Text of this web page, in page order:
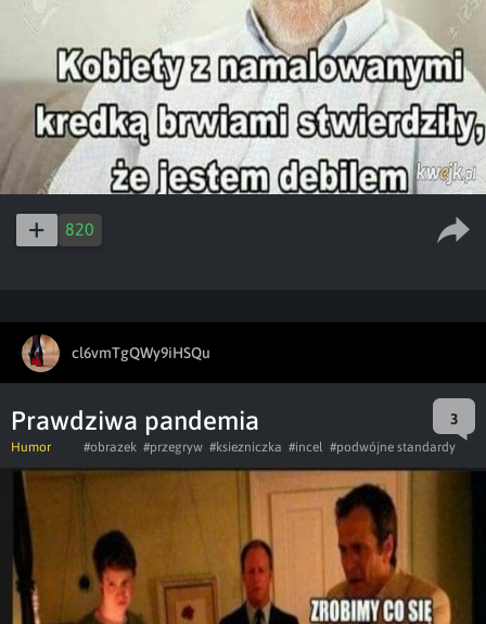
820
cl6vmTgQWy9iHSQu
Prawdziwa pandemia 3
Humor #obrazek #przegryw #ksiezniczka #incel #podwójne standardy